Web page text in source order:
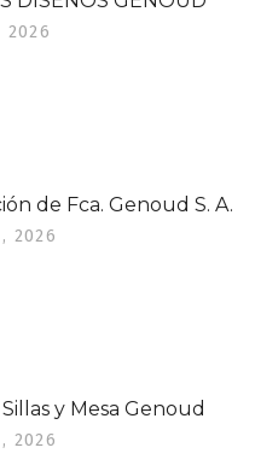
2026
de Fca. Genoud S. A.
2026
y Mesa Genoud
2026